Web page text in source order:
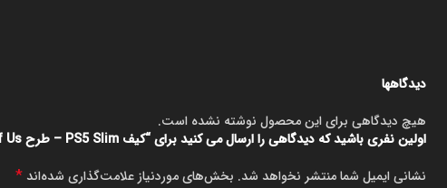
دیدگاهها
هیچ دیدگاهی برای این محصول نوشته نشده است.
اولین نفری باشید که دیدگاهی را ارسال می کنید برای “کیف PS5 Slim – طرح The Last Of Us”
نشانی ایمیل شما منتشر نخواهد شد. بخش‌های موردنیاز علامت‌گذاری شده‌اند*